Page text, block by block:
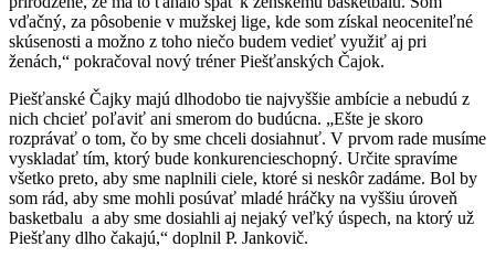
vďačný, za pôsobenie v mužskej lige, kde som získal neoceniteľné
skúsenosti a možno z toho niečo budem vedieť využiť aj pri
ženách,“ pokračoval nový tréner Piešťanských Čajok.
Piešťanské Čajky majú dlhodobo tie najvyššie ambície a nebudú z
nich chcieť poľaviť ani smerom do budúcna. „Ešte je skoro
rozprávať o tom, čo by sme chceli dosiahnuť. V prvom rade musíme
vyskladať tím, ktorý bude konkurencieschopný. Určite spravíme
všetko preto, aby sme naplnili ciele, ktoré si neskôr zadáme. Bol by
som rád, aby sme mohli posúvať mladé hráčky na vyššiu úroveň
basketbalu a aby sme dosiahli aj nejaký veľký úspech, na ktorý už
Piešťany dlho čakajú,“ doplnil P. Jankovič.